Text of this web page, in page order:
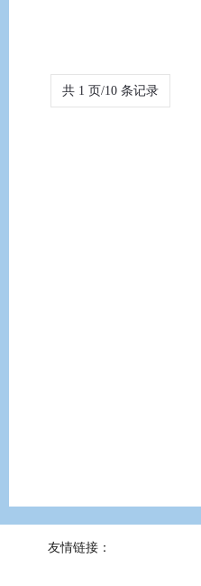
共 1 页/10 条记录
友情链接：